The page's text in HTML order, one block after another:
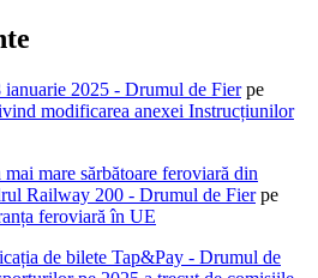
2025 - Drumul de Fierpe
modificarea anexei Instrucțiunilor
mare sărbătoare feroviară din
Railway 200 - Drumul de Fierpe
feroviară în UE
de bilete Tap&Pay - Drumul de